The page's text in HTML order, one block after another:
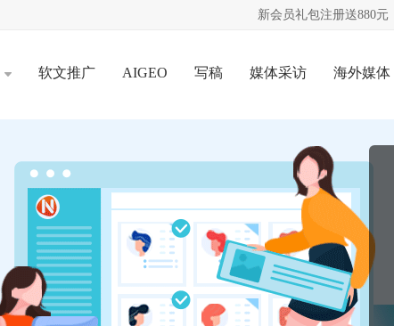
新会员礼包注册送880元
软文推广 AIGEO 写稿 媒体采访 海外媒体